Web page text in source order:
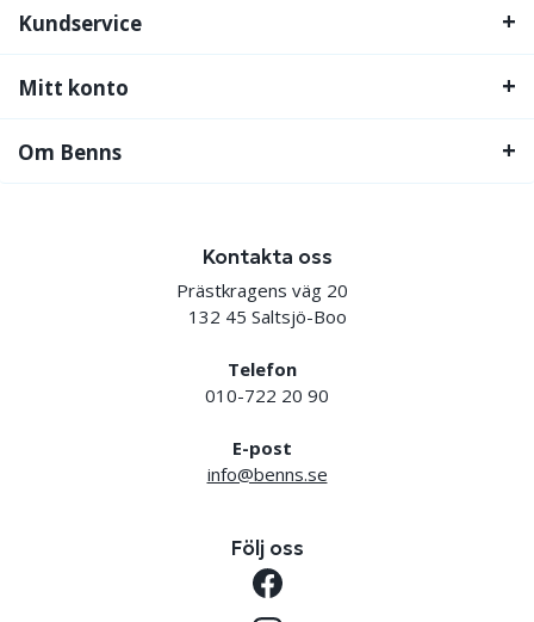
Kundservice
Mitt konto
Om Benns
Kontakta oss
Prästkragens väg 20
132 45 Saltsjö-Boo
Telefon
010-722 20 90
E-post
info@benns.se
Följ oss